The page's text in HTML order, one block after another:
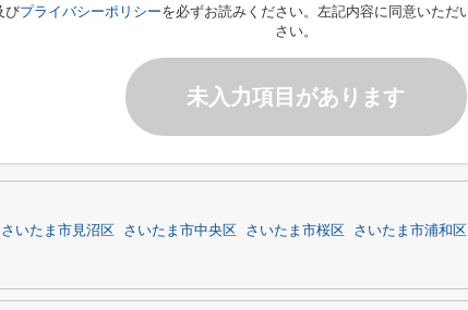
びプライバシーポリシーを必ずお読みください。左記内容に同意いただ
さい。
未入力項目があります
さいたま市見沼区 さいたま市中央区 さいたま市桜区 さいたま市浦和区